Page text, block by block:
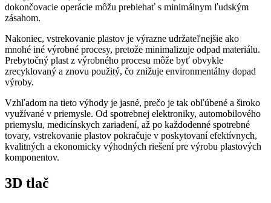
dokončovacie operácie môžu prebiehať s minimálnym ľudským
zásahom.
Nakoniec, vstrekovanie plastov je výrazne udržateľnejšie ako
mnohé iné výrobné procesy, pretože minimalizuje odpad materiálu.
Prebytočný plast z výrobného procesu môže byť obvykle
zrecyklovaný a znovu použitý, čo znižuje environmentálny dopad
výroby.
Vzhľadom na tieto výhody je jasné, prečo je tak obľúbené a široko
využívané v priemysle. Od spotrebnej elektroniky, automobilového
priemyslu, medicínskych zariadení, až po každodenné spotrebné
tovary, vstrekovanie plastov pokračuje v poskytovaní efektívnych,
kvalitných a ekonomicky výhodných riešení pre výrobu plastových
komponentov.
3D tlač